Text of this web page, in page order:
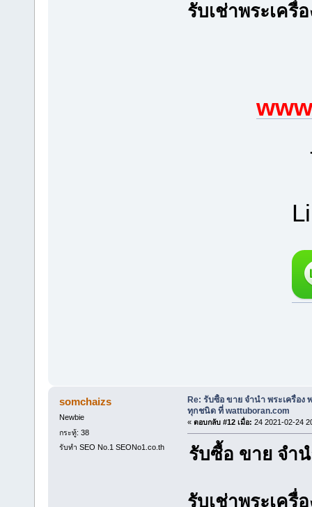
รับเช่าพระเครื่
somchaizs
Newbie
กระทู้: 38
รับทำ SEO No.1 SEONo1.co.th
Re: รับซื้อ ขาย จำนำ พระเครื่อง
ทุกชนิด ที่ wattuboran.com
« ตอบกลับ #12 เมื่อ: 24 2021-02-24
รับซื้อ ขาย จำ
รับเช่าพระเครื่